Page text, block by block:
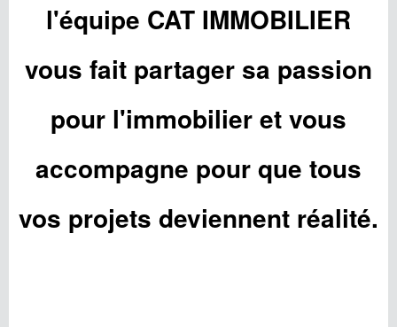
l'équipe CAT IMMOBILIER
vous fait partager sa passion
pour l'immobilier et vous
accompagne pour que tous
vos projets deviennent réalité.